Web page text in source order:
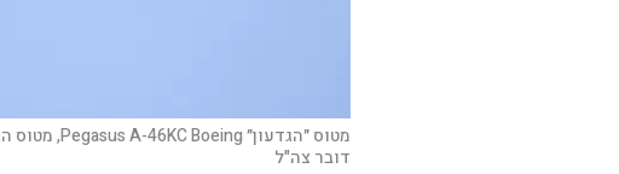
מטוס ״הגדעון״ Pegasus A-46KC Boeing, מטוס התדלוק האסטרטגי החדש של חיל האוויר |
דובר צה"ל